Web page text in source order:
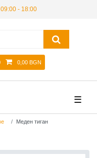
- 18:00
0,00 BGN
☰
Mеден тиган